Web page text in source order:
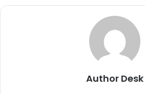
Author Desk